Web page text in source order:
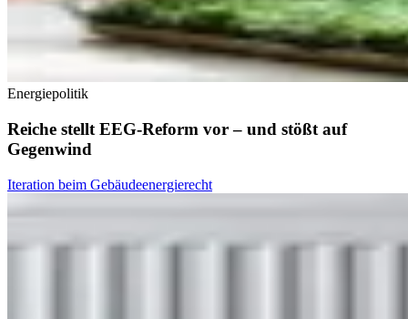
Energiepolitik
Reiche stellt EEG-Reform vor – und stößt auf
Gegenwind
Iteration beim Gebäudeenergierecht